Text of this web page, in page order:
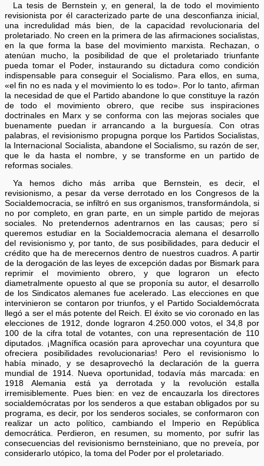
La tesis de Bernstein y, en general, la de todo el movimiento
revisionista por él caracterizado parte de una desconfianza inicial,
una incredulidad más bien, de la capacidad revolucionaria del
proletariado. No creen en la primera de las afirmaciones socialistas,
en la que forma la base del movimiento marxista. Rechazan, o
atenúan mucho, la posibilidad de que el proletariado triunfante
pueda tomar el Poder, instaurando su dictadura como condición
indispensable para conseguir el Socialismo. Para ellos, en suma,
«el fin no es nada y el movimiento lo es todo». Por lo tanto, afirman
la necesidad de que el Partido abandone lo que constituye la razón
de todo el movimiento obrero, que recibe sus inspiraciones
doctrinales en Marx y se conforma con las mejoras sociales que
buenamente puedan ir arrancando a la burguesía. Con otras
palabras, el revisionismo propugna porque los Partidos Socialistas,
la Internacional Socialista, abandone el Socialismo, su razón de ser,
que le da hasta el nombre, y se transforme en un partido de
reformas sociales.
Ya hemos dicho más arriba que Bernstein, es decir, el
revisionismo, a pesar da verse derrotado en los Congresos de la
Socialdemocracia, se infiltró en sus organismos, transformándola, si
no por completo, en gran parte, en un simple partido de mejoras
sociales. No pretendernos adentrarnos en las causas; pero sí
queremos estudiar en la Socialdemocracia alemana el desarrollo
del revisionismo y, por tanto, de sus posibilidades, para deducir el
crédito que ha de merecernos dentro de nuestros cuadros. A partir
de la derogación de las leyes de excepción dadas por Bismark para
reprimir el movimiento obrero, y que lograron un efecto
diametralmente opuesto al que se proponía su autor, el desarrollo
de los Sindicatos alemanes fue acelerado. Las elecciones en que
intervinieron se contaron por triunfos, y el Partido Socialdemócrata
llegó a ser el más potente del Reich. El éxito se vio coronado en las
elecciones de 1912, donde lograron 4.250.000 votos, el 34,8 por
100 de la cifra total de votantes, con una representación de 110
diputados. ¡Magnífica ocasión para aprovechar una coyuntura que
ofreciera posibilidades revolucionarias! Pero el revisionismo lo
había minado, y se desaprovechó la declaración de la guerra
mundial de 1914. Nueva oportunidad, todavía más marcada: en
1918 Alemania está ya derrotada y la revolución estalla
irremisiblemente. Pues bien: en vez de encauzarla los directores
socialdemócratas por los senderos a que estaban obligados por su
programa, es decir, por los senderos sociales, se conformaron con
realizar un acto político, cambiando el Imperio en República
democrática. Perdieron, en resumen, su momento, por sufrir las
consecuencias del revisionismo bernsteiniano, que no preveía, por
considerarlo utópico, la toma del Poder por el proletariado.